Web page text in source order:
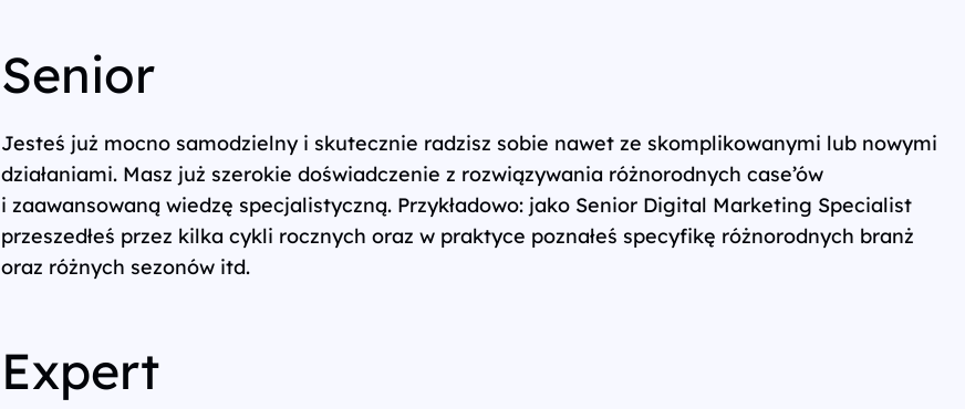
Senior
Jesteś już mocno samodzielny i skutecznie radzisz sobie nawet ze skomplikowanymi lub nowymi
działaniami. Masz już szerokie doświadczenie z rozwiązywania różnorodnych case’ów
i zaawansowaną wiedzę specjalistyczną. Przykładowo: jako Senior Digital Marketing Specialist
przeszedłeś przez kilka cykli rocznych oraz w praktyce poznałeś specyfikę różnorodnych branż
oraz różnych sezonów itd.
Expert